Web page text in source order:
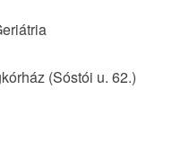
(Sóstói u. 62.)